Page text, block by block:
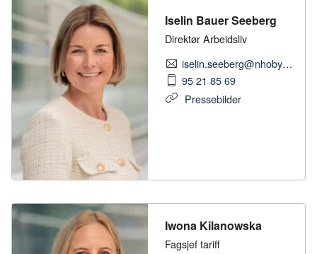
Iselin Bauer Seeberg
Direktør Arbeidsliv
iselin.seeberg@nhobyggenaringen.no
95 21 85 69
Pressebilder
Iwona Kilanowska
Fagsjef tariff